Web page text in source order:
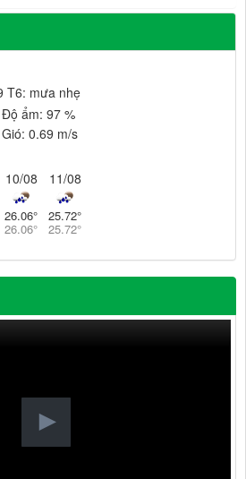
T6: mưa nhẹ
Độ ẩm: 97 %
Gió: 0.69 m/s
10/08
26.06°
26.06°
11/08
25.72°
25.72°